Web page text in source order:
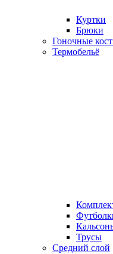
Куртки
Брюки
Гоночные
Термобельё
Трусы
Средний слой